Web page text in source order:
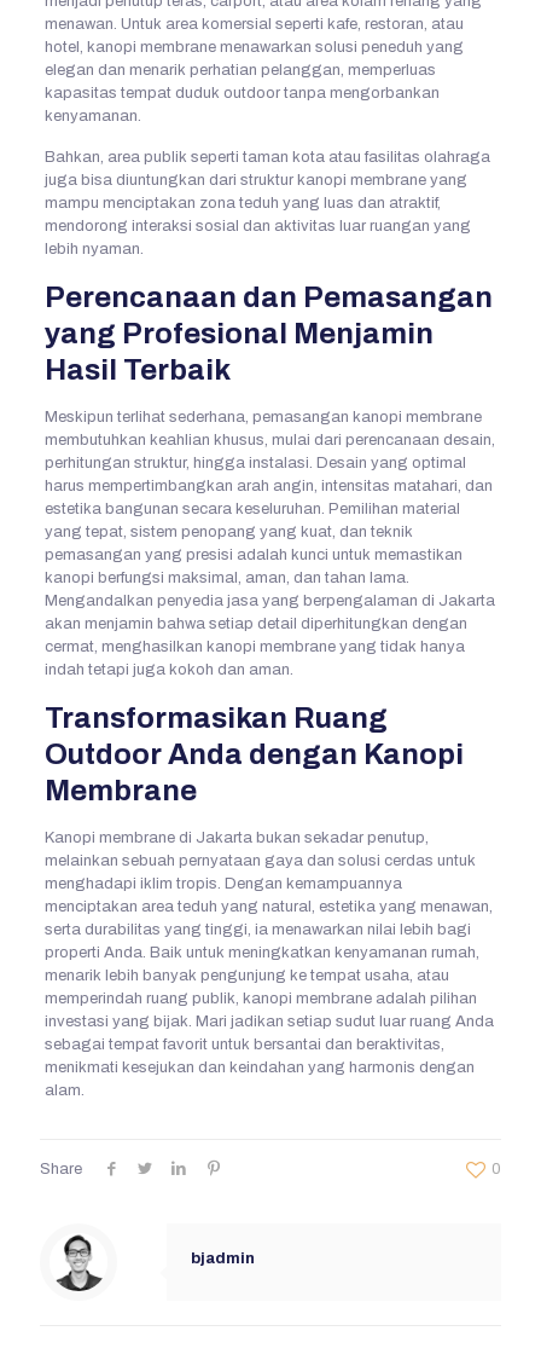
menawan. Untuk area komersial seperti kafe, restoran, atau
hotel, kanopi membrane menawarkan solusi peneduh yang
elegan dan menarik perhatian pelanggan, memperluas
kapasitas tempat duduk outdoor tanpa mengorbankan
kenyamanan.
Bahkan, area publik seperti taman kota atau fasilitas olahraga
juga bisa diuntungkan dari struktur kanopi membrane yang
mampu menciptakan zona teduh yang luas dan atraktif,
mendorong interaksi sosial dan aktivitas luar ruangan yang
lebih nyaman.
Perencanaan dan Pemasangan
yang Profesional Menjamin
Hasil Terbaik
Meskipun terlihat sederhana, pemasangan kanopi membrane
membutuhkan keahlian khusus, mulai dari perencanaan desain,
perhitungan struktur, hingga instalasi. Desain yang optimal
harus mempertimbangkan arah angin, intensitas matahari, dan
estetika bangunan secara keseluruhan. Pemilihan material
yang tepat, sistem penopang yang kuat, dan teknik
pemasangan yang presisi adalah kunci untuk memastikan
kanopi berfungsi maksimal, aman, dan tahan lama.
Mengandalkan penyedia jasa yang berpengalaman di Jakarta
akan menjamin bahwa setiap detail diperhitungkan dengan
cermat, menghasilkan kanopi membrane yang tidak hanya
indah tetapi juga kokoh dan aman.
Transformasikan Ruang
Outdoor Anda dengan Kanopi
Membrane
Kanopi membrane di Jakarta bukan sekadar penutup,
melainkan sebuah pernyataan gaya dan solusi cerdas untuk
menghadapi iklim tropis. Dengan kemampuannya
menciptakan area teduh yang natural, estetika yang menawan,
serta durabilitas yang tinggi, ia menawarkan nilai lebih bagi
properti Anda. Baik untuk meningkatkan kenyamanan rumah,
menarik lebih banyak pengunjung ke tempat usaha, atau
memperindah ruang publik, kanopi membrane adalah pilihan
investasi yang bijak. Mari jadikan setiap sudut luar ruang Anda
sebagai tempat favorit untuk bersantai dan beraktivitas,
menikmati kesejukan dan keindahan yang harmonis dengan
alam.
Share 0
bjadmin